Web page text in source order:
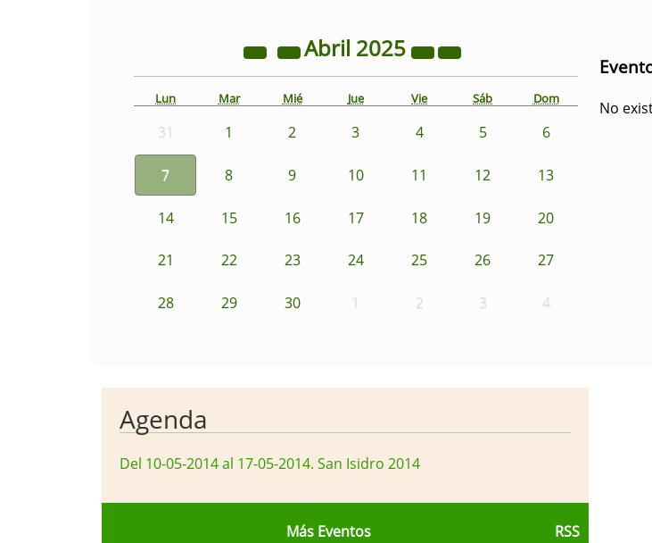
Abril 2025
Lun Mar Mié Jue Vie Sáb Dom
31 1 2 3 4 5 6
7 8 9 10 11 12 13
14 15 16 17 18 19 20
21 22 23 24 25 26 27
28 29 30 1 2 3 4
No
Agenda
Del 10-05-2014 al 17-05-2014. San Isidro 2014
Más Eventos RSS